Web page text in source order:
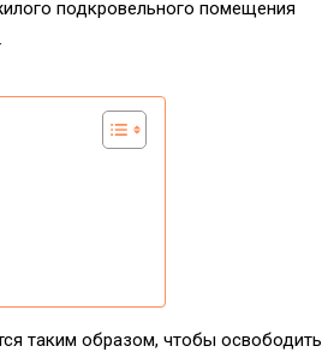
подкровельного помещения
таким образом, чтобы освободить